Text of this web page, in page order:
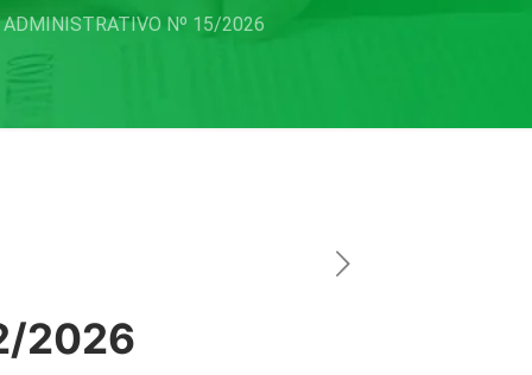
ADMINISTRATIVO Nº 15/2026
2026